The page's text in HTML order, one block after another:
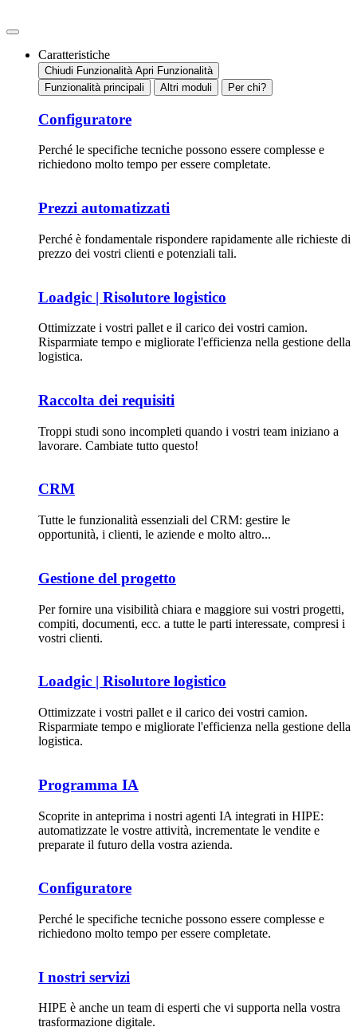
Caratteristiche
Chiudi Funzionalità Apri Funzionalità
Funzionalità principali
Altri moduli Per chi?
Configuratore
Perché le specifiche tecniche possono essere complesse e
richiedono molto tempo per essere completate.
Prezzi automatizzati
Perché è fondamentale rispondere rapidamente alle richieste di
prezzo dei vostri clienti e potenziali tali.
Loadgic | Risolutore logistico
Ottimizzate i vostri pallet e il carico dei vostri camion.
Risparmiate tempo e migliorate l'efficienza nella gestione della
logistica.
Raccolta dei requisiti
Troppi studi sono incompleti quando i vostri team iniziano a
lavorare. Cambiate tutto questo!
CRM
Tutte le funzionalità essenziali del CRM: gestire le
opportunità, i clienti, le aziende e molto altro...
Gestione del progetto
Per fornire una visibilità chiara e maggiore sui vostri progetti,
compiti, documenti, ecc. a tutte le parti interessate, compresi i
vostri clienti.
Loadgic | Risolutore logistico
Ottimizzate i vostri pallet e il carico dei vostri camion.
Risparmiate tempo e migliorate l'efficienza nella gestione della
logistica.
Programma IA
Scoprite in anteprima i nostri agenti IA integrati in HIPE:
automatizzate le vostre attività, incrementate le vendite e
preparate il futuro della vostra azienda.
Configuratore
Perché le specifiche tecniche possono essere complesse e
richiedono molto tempo per essere completate.
I nostri servizi
HIPE è anche un team di esperti che vi supporta nella vostra
trasformazione digitale.